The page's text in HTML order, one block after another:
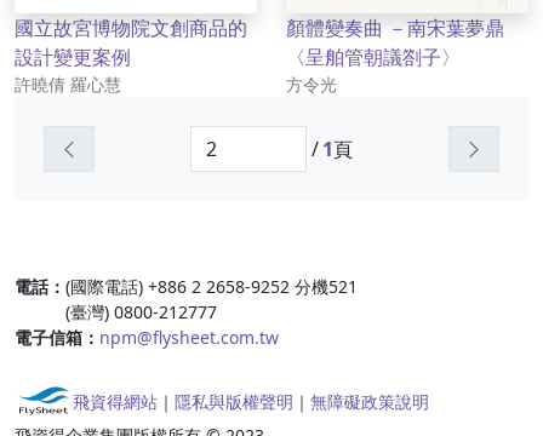
國立故宮博物院文創商品的
設計變更案例
作者
許曉倩 羅心慧
顏體變奏曲 －南宋葉夢鼎
〈呈舶管朝議劄子〉
作者
方令光
/1頁
電話： (國際電話) +886 2 2658-9252 分機521
(臺灣) 0800-212777
電子信箱： npm@flysheet.com.tw
飛資得網站 ｜ 隱私與版權聲明 ｜ 無障礙政策說明